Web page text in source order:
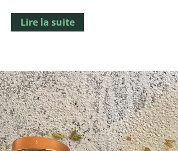
Lire la suite